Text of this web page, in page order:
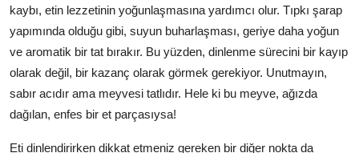
kaybı, etin lezzetinin yoğunlaşmasına yardımcı olur. Tıpkı şarap
yapımında olduğu gibi, suyun buharlaşması, geriye daha yoğun
ve aromatik bir tat bırakır. Bu yüzden, dinlenme sürecini bir kayıp
olarak değil, bir kazanç olarak görmek gerekiyor. Unutmayın,
sabır acıdır ama meyvesi tatlıdır. Hele ki bu meyve, ağızda
dağılan, enfes bir et parçasıysa!
Eti dinlendirirken dikkat etmeniz gereken bir diğer nokta da